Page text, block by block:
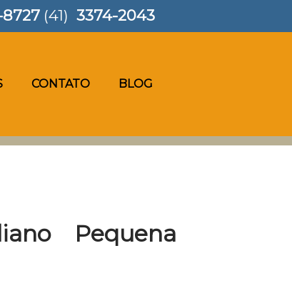
CONTATO BLOG
(41) 3374-2043
Pequena